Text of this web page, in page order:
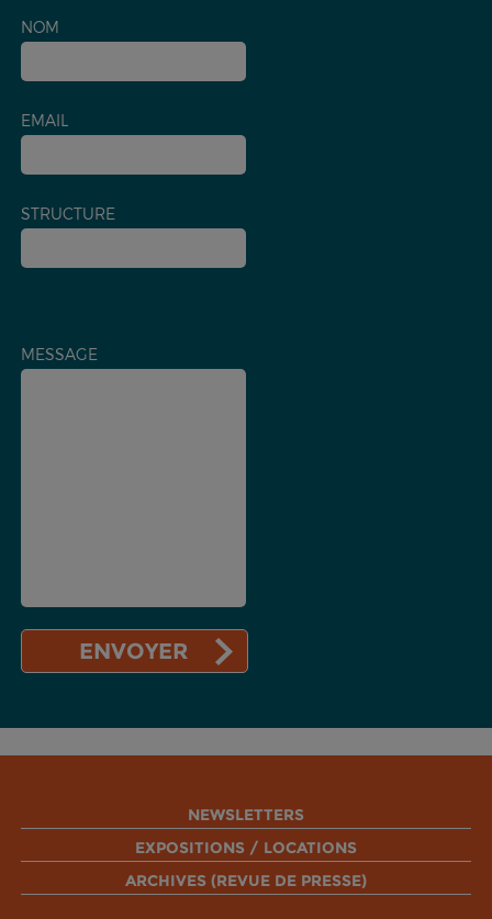
NOM
EMAIL
STRUCTURE
MESSAGE
NEWSLETTERS
EXPOSITIONS / LOCATIONS
ARCHIVES (REVUE DE PRESSE)